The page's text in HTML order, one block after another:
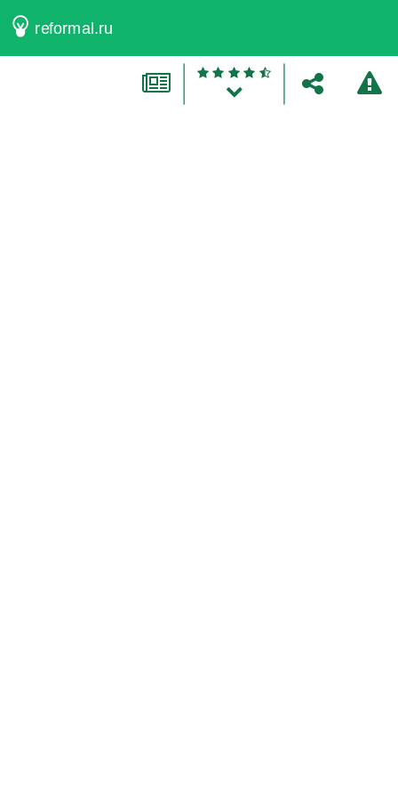
reformal.ru